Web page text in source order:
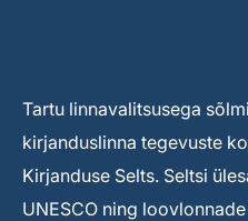
Tartu linnavalitsusega
kirjanduslinna tegevuste
Kirjanduse Selts. Seltsi
UNESCO ning